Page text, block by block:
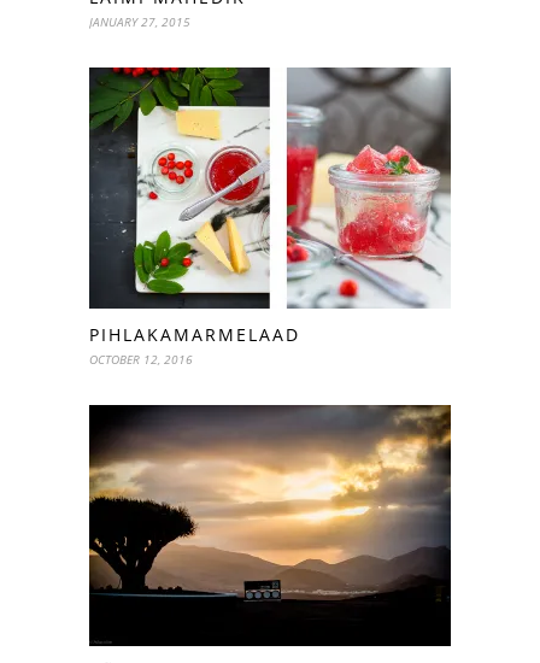
JANUARY 27, 2015
PIHLAKAMARMELAAD
OCTOBER 12, 2016